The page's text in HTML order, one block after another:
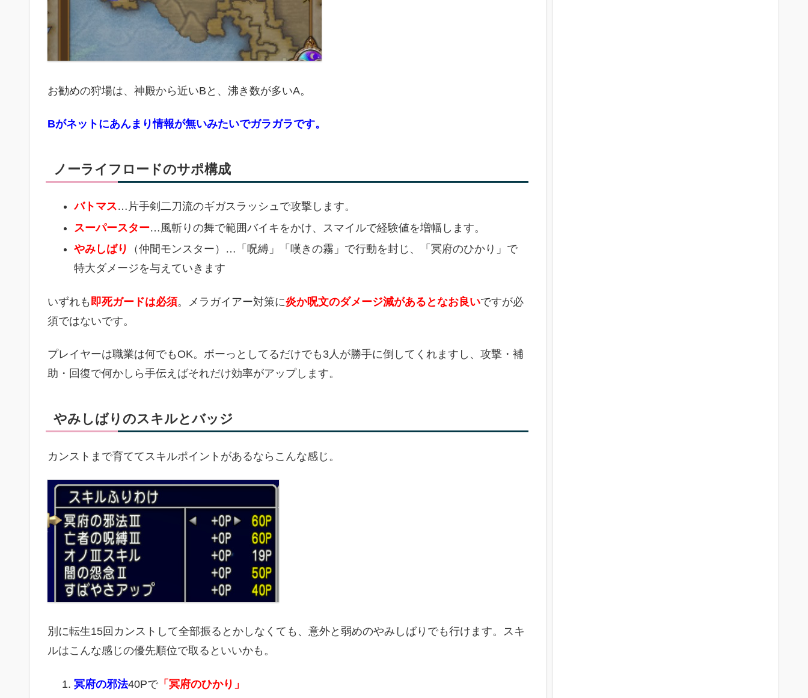
お勧めの狩場は、神殿から近いBと、沸き数が多いA。
Bがネットにあんまり情報が無いみたいでガラガラです。
ノーライフロードのサポ構成
バトマス…片手剣二刀流のギガスラッシュで攻撃します。
スーパースター…風斬りの舞で範囲バイキをかけ、スマイルで経験値を増幅します。
やみしばり
（仲間モンスター）…「呪縛」「嘆きの霧」で行動を封じ、「冥府のひかり」で
特大ダメージを与えていきます
いずれも 即死ガードは必須。メラガイアー対策に炎か呪文のダメージ減があるとなお良いですが必
須ではないです。
プレイヤーは職業は何でもOK。ボーっとしてるだけでも3人が勝手に倒してくれますし、攻撃・補
助・回復で何かしら手伝えばそれだけ効率がアップします。
やみしばりのスキルとバッジ
カンストまで育ててスキルポイントがあるならこんな感じ。
別に転生15回カンストして全部振るとかしなくても、意外と弱めのやみしばりでも行けます。スキ
ルはこんな感じの優先順位で取るといいかも。
冥府の邪法40Pで「冥府のひかり」